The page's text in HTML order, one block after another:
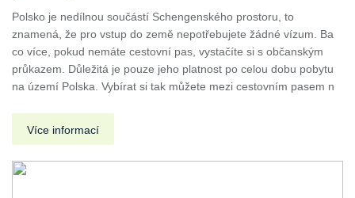
Polsko je nedílnou součástí Schengenského prostoru, to
znamená, že pro vstup do země nepotřebujete žádné vízum. Ba
co více, pokud nemáte cestovní pas, vystačíte si s občanským
průkazem. Důležitá je pouze jeho platnost po celou dobu pobytu
na území Polska. Vybírat si tak můžete mezi cestovním pasem n
Více informací